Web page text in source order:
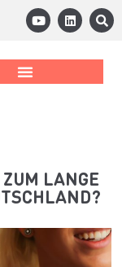
LANGE